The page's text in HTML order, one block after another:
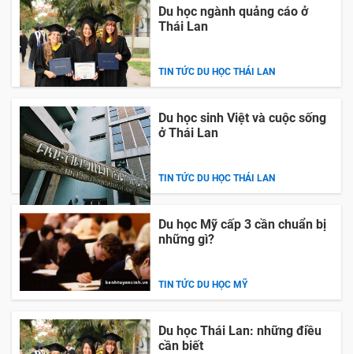
Du học ngành quảng cáo ở
Thái Lan
TIN TỨC DU HỌC THÁI LAN
Du học sinh Việt và cuộc sống
ở Thái Lan
TIN TỨC DU HỌC THÁI LAN
Du học Mỹ cấp 3 cần chuẩn bị
những gì?
TIN TỨC DU HỌC MỸ
Du học Thái Lan: những điều
cần biết